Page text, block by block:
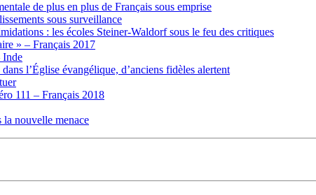
de plus en plus de Français sous emprise
sous surveillance
: les écoles Steiner-Waldorf sous le feu des critiques
» – Français 2017
Inde
l’Église évangélique, d’anciens fidèles alertent
111 – Français 2018
nouvelle menace